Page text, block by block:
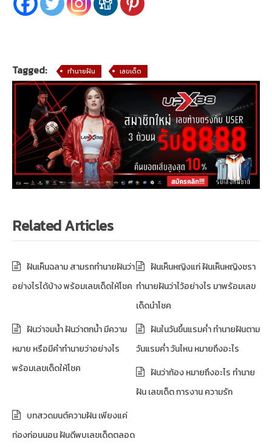
Tagged: ทำนายฝัน เลขเด็ด
Related Articles
ฝันเห็นฉลาม สามรถทำนายฝันว่า
อย่างไรได้บ้าง พร้อมเลขเด็ดให้โชค
ฝันเห็นหญิงแก่ ฝันเห็นหญิงชรา
ทำนายฝันว่าไว้อย่างไร มาพร้อมเลข
เด็ดนำโชค
ฝันว่าจมน้ำ ฝันว่าตกน้ำ มีความ
หมาย หรือมีคำทำนายว่าอย่างไร
พร้อมเลขเด็ดให้โชค
ฝันในวันขึ้นแรมค่ำ ทำนายฝันตาม
วันแรมค่ำ วันไหน หมายถึงอะไร
ฝันว่าท้อง หมายถึงอะไร ทำนาย
ฝัน เลขเด็ด การงาน ความรัก
บทสวดมนต์ความฝัน เพียงแค่
ท่องก่อนนอน ฝันดีพบเลขเด็ดตลอด